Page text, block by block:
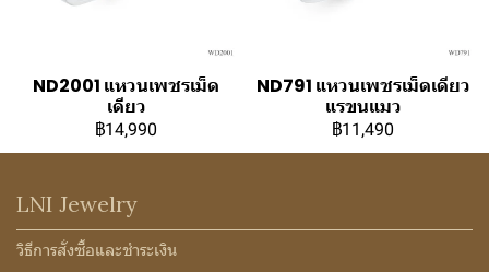
ND2001 แหวนเพชรเม็ด
เดียว
฿14,990
ND791 แหวนเพชรเม็ดเดียว
แรขนแมว
฿11,490
LNI Jewelry
วิธีการสั่งซื้อและชำระเงิน